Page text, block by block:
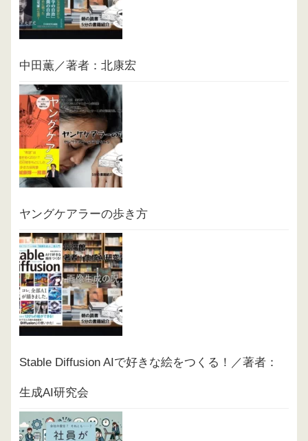
中田薫／著者：北康宏
ヤングケアラーの歩き方
Stable Diffusion AIで好きな絵をつくる！／著者：
生成AI研究会